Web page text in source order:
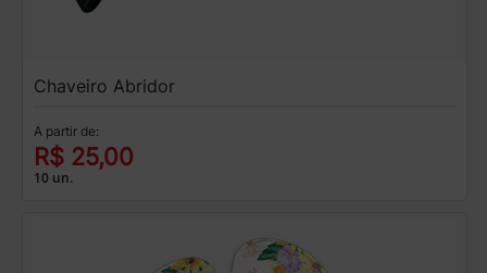
Chaveiro Abridor
A partir de:
R$ 25,00
10 un.